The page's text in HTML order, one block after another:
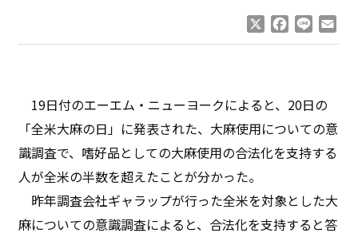
Facebook
Line
19日付のエーエム・ニューヨークによると、20日の
「全米大麻の日」に発表された、大麻使用についての意
識調査で、嗜好品としての大麻使用の合法化を支持する
人が全米の半数を超えたことが分かった。
昨年調査会社ギャラップが行った全米を対象とした大
麻についての意識調査によると、合法化を支持すると答